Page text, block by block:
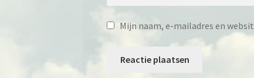
Mijn naam, e-mailadres en